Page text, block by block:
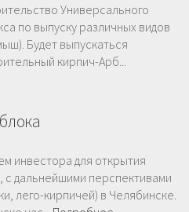
Универсального
по выпуску различных видов
Будет выпускаться
кирпич-Арб...
инвестора для открытия
дальнейшими перспективами
лего-кирпичей) в Челябинске.